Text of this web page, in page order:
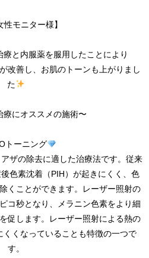
性モニター様】
と内服薬を服用したことにより
改善し、お肌のトーンも上がりまし
た
療にオススメの施術〜
トーニング
ザの除去に適した治療法です。従来
色素沈着（PIH）が起きにくく、色
くことができます。レーザー照射の
コ秒となり、メラニン色素をより細
促します。レーザー照射による熱の
くなっていることも特徴の一つで
す。